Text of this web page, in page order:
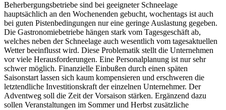
Beherbergungsbetriebe sind bei geeigneter Schneelage
hauptsächlich an den Wochenenden gebucht, wochentags ist auch
bei guten Pistenbedingungen nur eine geringe Auslastung gegeben.
Die Gastronomiebetriebe hängen stark vom Tagesgeschäft ab,
welches neben der Schneelage auch wesentlich vom tagesaktuellen
Wetter beeinflusst wird. Diese Problematik stellt die Unternehmen
vor viele Herausforderungen. Eine Personalplanung ist nur sehr
schwer möglich. Finanzielle Einbußen durch einen späten
Saisonstart lassen sich kaum kompensieren und erschweren die
letztendliche Investitionskraft der einzelnen Unternehmer. Der
Adventweg soll die Zeit der Vorsaison stärken. Ergänzend dazu
sollen Veranstaltungen im Sommer und Herbst zusätzliche